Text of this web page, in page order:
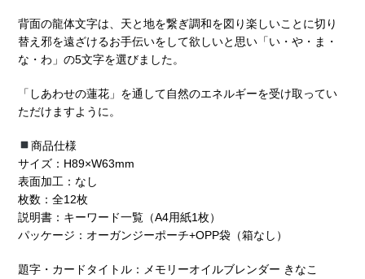
背面の龍体文字は、天と地を繋ぎ調和を図り楽しいことに切り
替え邪を遠ざけるお手伝いをして欲しいと思い「い・や・ま・
な・わ」の5文字を選びました。
「しあわせの蓮花」を通して自然のエネルギーを受け取ってい
ただけますように。
商品仕様
サイズ：H89×W63mm
表面加工：なし
枚数：全12枚
説明書：キーワード一覧（A4用紙1枚）
パッケージ：オーガンジーポーチ+OPP袋（箱なし）
題字・カードタイトル：メモリーオイルブレンダー きなこ